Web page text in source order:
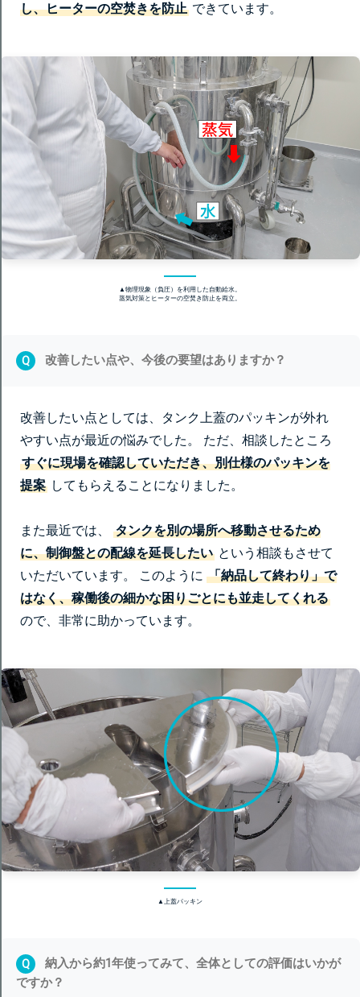
し、ヒーターの空焚きを防止 できています。
▲物理現象（負圧）を利用した自動給水。
蒸気対策とヒーターの空焚き防止を両立。
Q 改善したい点や、今後の要望はありますか？
改善したい点としては、タンク上蓋のパッキンが外れ
やすい点が最近の悩みでした。 ただ、相談したところ
すぐに現場を確認していただき、別仕様のパッキンを
提案 してもらえることになりました。
また最近では、
タンクを別の場所へ移動させるため
に、制御盤との配線を延長したい という相談もさせて
いただいています。 このように 「納品して終わり」で
はなく、稼働後の細かな困りごとにも並走してくれる
ので、非常に助かっています。
▲上蓋パッキン
Q
納入から約1年使ってみて、全体としての評価はいかが
ですか？